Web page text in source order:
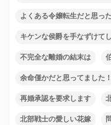
よくある令嬢転生だと思っ
キケンな侯爵を手なずけて
不完全な離婚の結末は
余命僅かだと思ってました！
再婚承認を要求します
北部戦士の愛しい花嫁